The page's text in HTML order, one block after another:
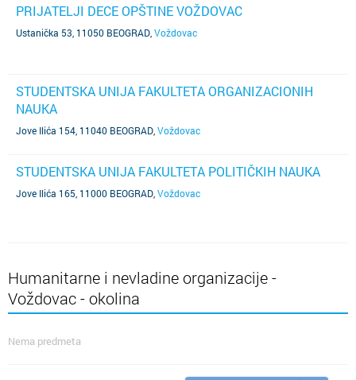
PRIJATELJI DECE OPŠTINE VOŽDOVAC
Ustanička 53, 11050 BEOGRAD Voždovac
STUDENTSKA UNIJA FAKULTETA ORGANIZACIONIH
NAUKA
Jove Ilića 154, 11040 BEOGRAD Voždovac
STUDENTSKA UNIJA FAKULTETA POLITIČKIH NAUKA
Jove Ilića 165, 11000 BEOGRAD Voždovac
Humanitarne i nevladine organizacije -
Voždovac - okolina
Nema predmeta